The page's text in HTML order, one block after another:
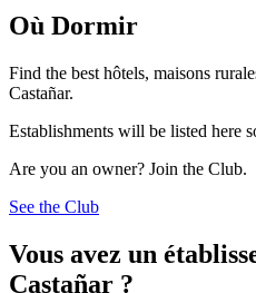
Où Dormir
Find the best hôtels, maisons
Castañar.
Establishments will be listed here
Are you an owner? Join the Club.
See the Club
Vous avez un
Castañar ?